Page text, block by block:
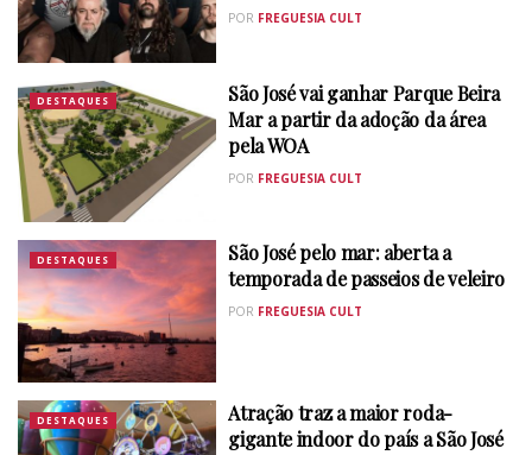
POR FREGUESIA CULT
DESTAQUES
São José vai ganhar Parque Beira
Mar a partir da adoção da área
pela WOA
POR FREGUESIA CULT
DESTAQUES
São José pelo mar: aberta a
temporada de passeios de veleiro
POR FREGUESIA CULT
DESTAQUES
Atração traz a maior roda-
gigante indoor do país a São José